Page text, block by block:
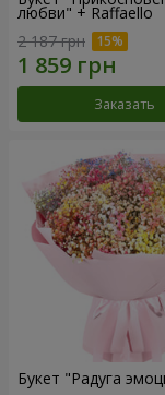
любви" + Raffaello
2 187 грн
Заказать
Букет "Радуга